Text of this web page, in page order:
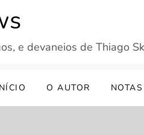
e devaneios de Thiago
O AUTOR